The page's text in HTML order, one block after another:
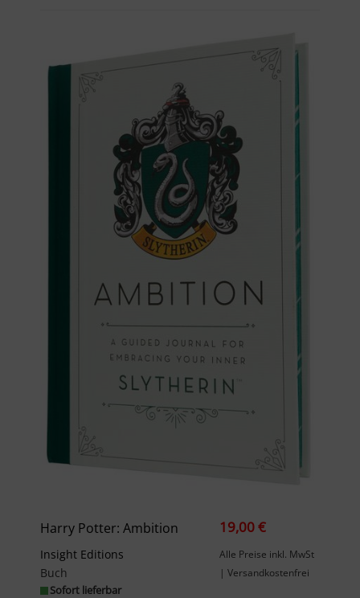
Harry Potter: Ambition
Insight Editions
Buch
Sofort lieferbar
19,00 €
Alle Preise inkl. MwSt
| Versandkostenfrei